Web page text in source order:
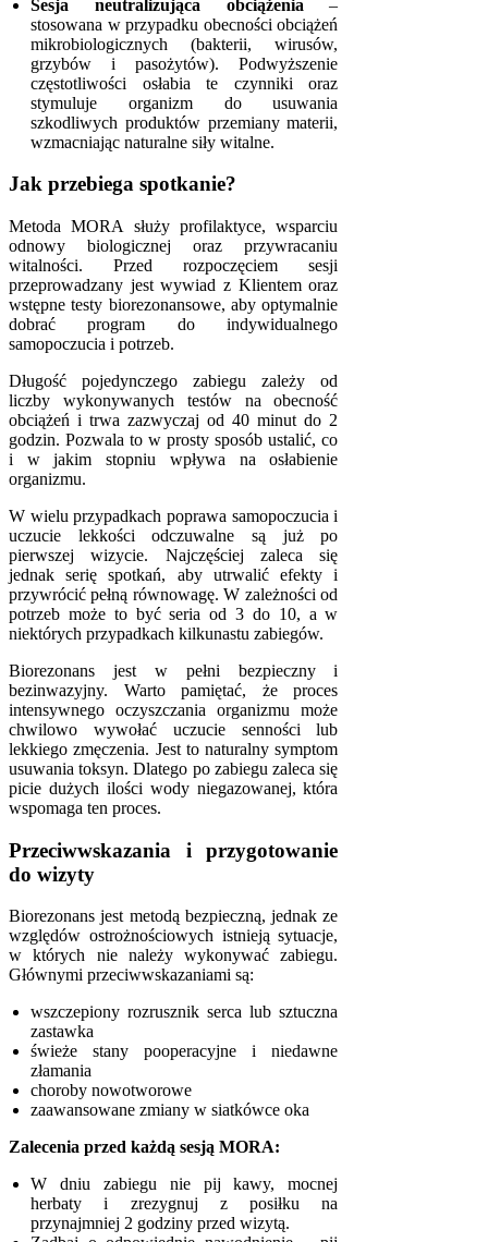
Sesja neutralizująca obciążenia –
stosowana w przypadku obecności obciążeń
mikrobiologicznych (bakterii, wirusów,
grzybów i pasożytów). Podwyższenie
częstotliwości osłabia te czynniki oraz
stymuluje organizm do usuwania
szkodliwych produktów przemiany materii,
wzmacniając naturalne siły witalne.
Jak przebiega spotkanie?
Metoda MORA służy profilaktyce, wsparciu
odnowy biologicznej oraz przywracaniu
witalności. Przed rozpoczęciem sesji
przeprowadzany jest wywiad z Klientem oraz
wstępne testy biorezonansowe, aby optymalnie
dobrać program do indywidualnego
samopoczucia i potrzeb.
Długość pojedynczego zabiegu zależy od
liczby wykonywanych testów na obecność
obciążeń i trwa zazwyczaj od 40 minut do 2
godzin. Pozwala to w prosty sposób ustalić, co
i w jakim stopniu wpływa na osłabienie
organizmu.
W wielu przypadkach poprawa samopoczucia i
uczucie lekkości odczuwalne są już po
pierwszej wizycie. Najczęściej zaleca się
jednak serię spotkań, aby utrwalić efekty i
przywrócić pełną równowagę. W zależności od
potrzeb może to być seria od 3 do 10, a w
niektórych przypadkach kilkunastu zabiegów.
Biorezonans jest w pełni bezpieczny i
bezinwazyjny. Warto pamiętać, że proces
intensywnego oczyszczania organizmu może
chwilowo wywołać uczucie senności lub
lekkiego zmęczenia. Jest to naturalny symptom
usuwania toksyn. Dlatego po zabiegu zaleca się
picie dużych ilości wody niegazowanej, która
wspomaga ten proces.
Przeciwwskazania i przygotowanie
do wizyty
Biorezonans jest metodą bezpieczną, jednak ze
względów ostrożnościowych istnieją sytuacje,
w których nie należy wykonywać zabiegu.
Głównymi przeciwwskazaniami są:
wszczepiony rozrusznik serca lub sztuczna
zastawka
świeże stany pooperacyjne i niedawne
złamania
choroby nowotworowe
zaawansowane zmiany w siatkówce oka
Zalecenia przed każdą sesją MORA:
W dniu zabiegu nie pij kawy, mocnej
herbaty i zrezygnuj z posiłku na
przynajmniej 2 godziny przed wizytą.